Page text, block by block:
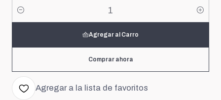
Cantidad
Agregar al Carro
Comprar ahora
Agregar a la lista de favoritos